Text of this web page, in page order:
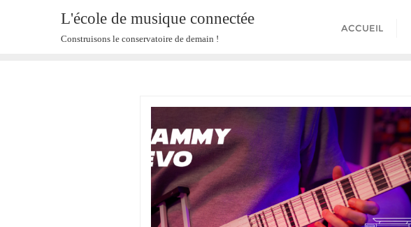
L'école de musique connectée
Construisons le conservatoire de demain !
ACCUEIL